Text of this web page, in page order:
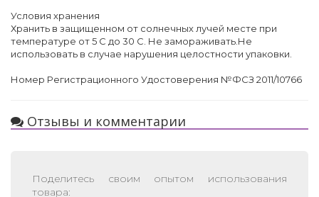
Условия хранения
Хранить в защищенном от солнечных лучей месте при
температуре от 5 С до 30 С. Не замораживать.Не
использовать в случае нарушения целостности упаковки.
Номер Регистрационного Удостоверения №ФСЗ 2011/10766
Отзывы и комментарии
Поделитесь своим опытом использования
товара: